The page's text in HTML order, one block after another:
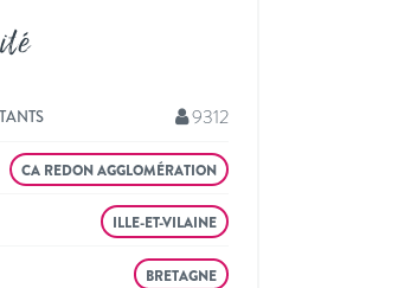
9312
CA REDON AGGLOMÉRATION
ILLE-ET-VILAINE
BRETAGNE